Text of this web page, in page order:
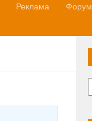
Реклама Форум